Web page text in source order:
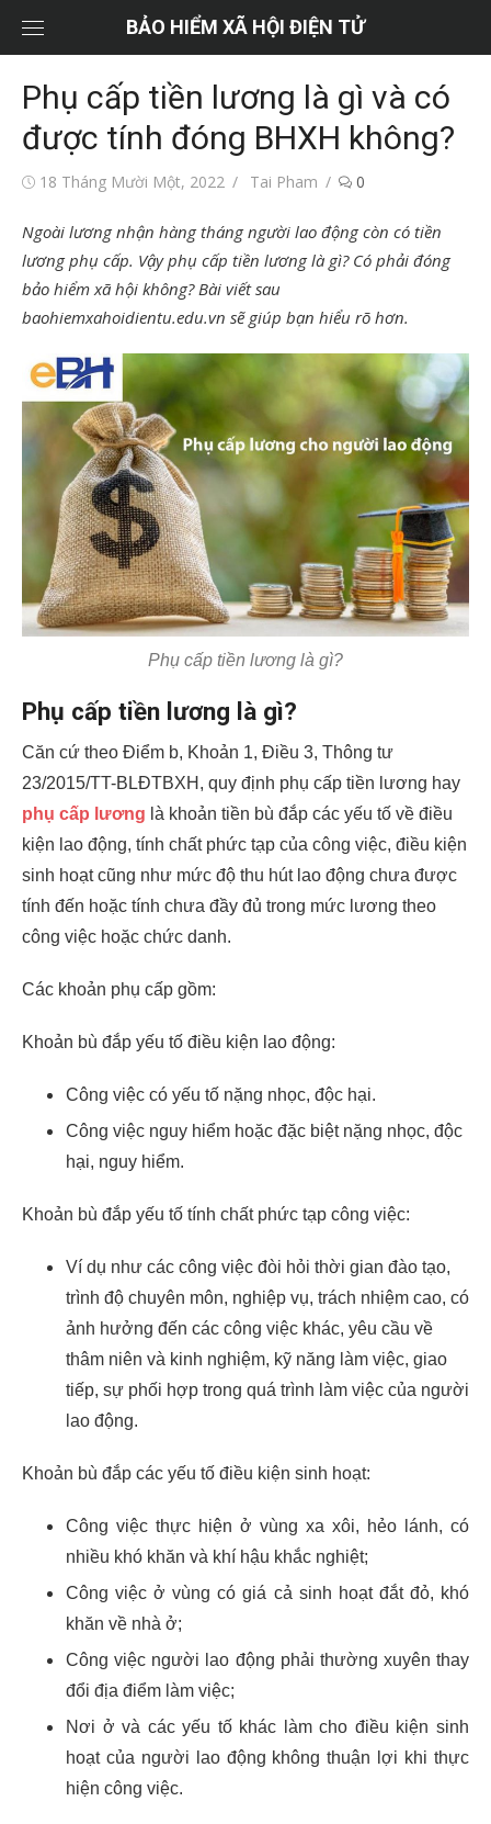
dung
BẢO HIỂM XÃ HỘI ĐIỆN TỬ
Phụ cấp tiền lương là gì và có
được tính đóng BHXH không?
Đăng18 Tháng Mười Một, 2022
Tác
Tai Pham 0
Ngoài lương nhận hàng tháng người lao động còn có tiền
lương phụ cấp. Vậy phụ cấp tiền lương là gì? Có phải đóng
bảo hiểm xã hội không? Bài viết sau
baohiemxahoidientu.edu.vn sẽ giúp bạn hiểu rõ hơn.
Phụ cấp tiền lương là gì?
Phụ cấp tiền lương là gì?
Căn cứ theo Điểm b, Khoản 1, Điều 3, Thông tư
23/2015/TT-BLĐTBXH, quy định phụ cấp tiền lương hay
phụ cấp lương là khoản tiền bù đắp các yếu tố về điều
kiện lao động, tính chất phức tạp của công việc, điều kiện
sinh hoạt cũng như mức độ thu hút lao động chưa được
tính đến hoặc tính chưa đầy đủ trong mức lương theo
công việc hoặc chức danh.
Các khoản phụ cấp gồm:
Khoản bù đắp yếu tố điều kiện lao động:
Công việc có yếu tố nặng nhọc, độc hại.
Công việc nguy hiểm hoặc đặc biệt nặng nhọc, độc
hại, nguy hiểm.
Khoản bù đắp yếu tố tính chất phức tạp công việc:
Ví dụ như các công việc đòi hỏi thời gian đào tạo,
trình độ chuyên môn, nghiệp vụ, trách nhiệm cao, có
ảnh hưởng đến các công việc khác, yêu cầu về
thâm niên và kinh nghiệm, kỹ năng làm việc, giao
tiếp, sự phối hợp trong quá trình làm việc của người
lao động.
Khoản bù đắp các yếu tố điều kiện sinh hoạt:
Công việc thực hiện ở vùng xa xôi, hẻo lánh, có
nhiều khó khăn và khí hậu khắc nghiệt;
Công việc ở vùng có giá cả sinh hoạt đắt đỏ, khó
khăn về nhà ở;
Công việc người lao động phải thường xuyên thay
đổi địa điểm làm việc;
Nơi ở và các yếu tố khác làm cho điều kiện sinh
hoạt của người lao động không thuận lợi khi thực
hiện công việc.